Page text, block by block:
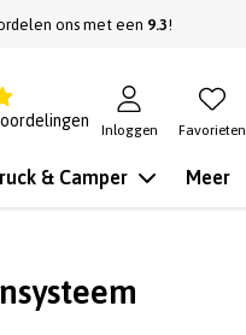
ons met een 9.3!
Inloggen Favorieten
& Camper Meer